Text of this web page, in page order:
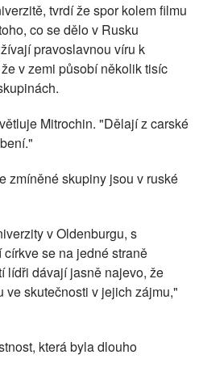
tvrdí že spor kolem filmu
co se dělo v Rusku
pravoslavnou víru k
v zemi působí několik tisíc
Mitrochin. "Dělají z carské
zmíněné skupiny jsou v ruské
v Oldenburgu, s
se na jedné straně
lídři dávají jasně najevo, že
ve skutečnosti v jejich zájmu,"
která byla dlouho